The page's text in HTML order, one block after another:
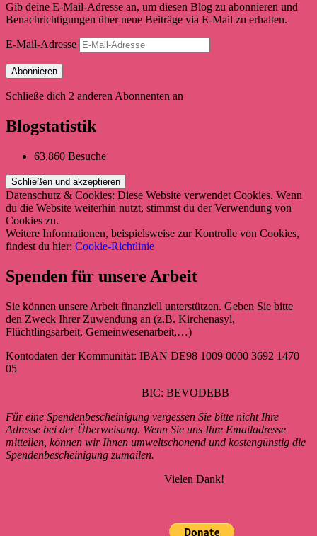
Gib deine E-Mail-Adresse an, um diesen Blog zu abonnieren und
Benachrichtigungen über neue Beiträge via E-Mail zu erhalten.
E-Mail-Adresse
Abonnieren
Schließe dich 2 anderen Abonnenten an
Blogstatistik
63.860 Besuche
Datenschutz & Cookies: Diese Website verwendet Cookies. Wenn
du die Website weiterhin nutzt, stimmst du der Verwendung von
Cookies zu.
Weitere Informationen, beispielsweise zur Kontrolle von Cookies,
findest du hier: Cookie-Richtlinie
Spenden für unsere Arbeit
Sie können unsere Arbeit finanziell unterstützen. Geben Sie bitte
den Zweck Ihrer Zuwendung an (z.B. Kirchenasyl,
Flüchtlingsarbeit, Gemeinwesenarbeit,…)
Kontodaten der Kommunität: IBAN DE98 1009 0000 3692 1470
05
BIC: BEVODEBB
Für eine Spendenbescheinigung vergessen Sie bitte nicht Ihre
Adresse bei der Überweisung. Wenn Sie uns Ihre Emailadresse
mitteilen, können wir Ihnen umweltschonend und kostengünstig die
Spendenbescheinigung zumailen.
Vielen Dank!